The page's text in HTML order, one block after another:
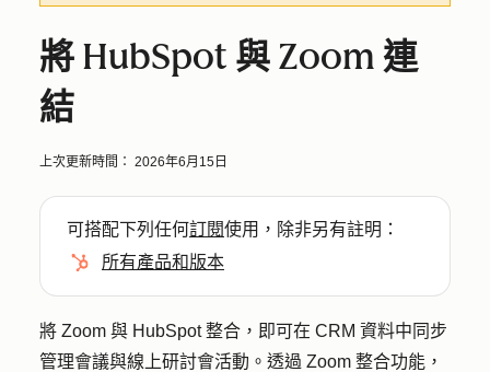
將 HubSpot 與 Zoom 連
結
上次更新時間： 2026年6月15日
可搭配下列任何訂閱使用，除非另有註明：
所有產品和版本
將 Zoom 與 HubSpot 整合，即可在 CRM 資料中同步
管理會議與線上研討會活動。透過 Zoom 整合功能，